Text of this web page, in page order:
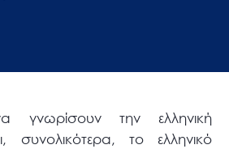
γνωρίσουν την ελληνική
συνολικότερα, το ελληνικό